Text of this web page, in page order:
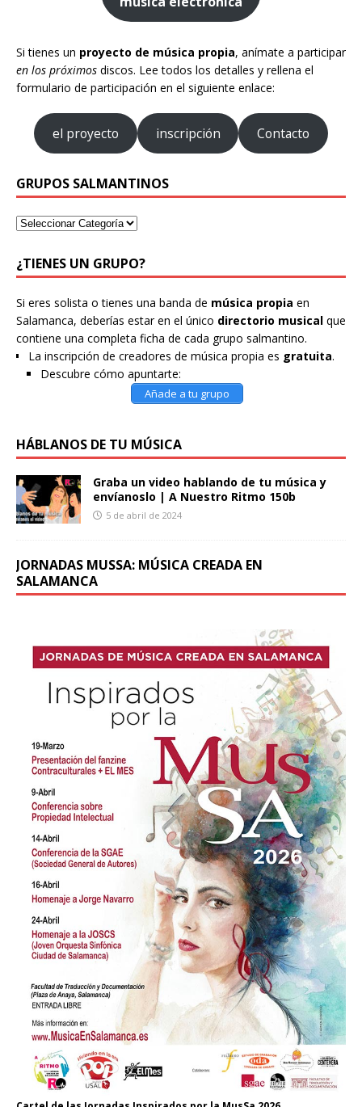
Si tienes un proyecto de música propia, anímate a participar
en los próximos discos. Lee todos los detalles y rellena el
formulario de participación en el siguiente enlace:
el proyecto inscripción Contacto
GRUPOS SALMANTINOS
¿TIENES UN GRUPO?
Si eres solista o tienes una banda de música propia en
Salamanca, deberías estar en el único directorio musical que
contiene una completa ficha de cada grupo salmantino.
La inscripción de creadores de música propia es gratuita.
Descubre cómo apuntarte:
Añade a tu grupo
HÁBLANOS DE TU MÚSICA
Graba un video hablando de tu música y
envíanoslo | A Nuestro Ritmo 150b
5 de abril de 2024
JORNADAS MUSSA: MÚSICA CREADA EN
SALAMANCA